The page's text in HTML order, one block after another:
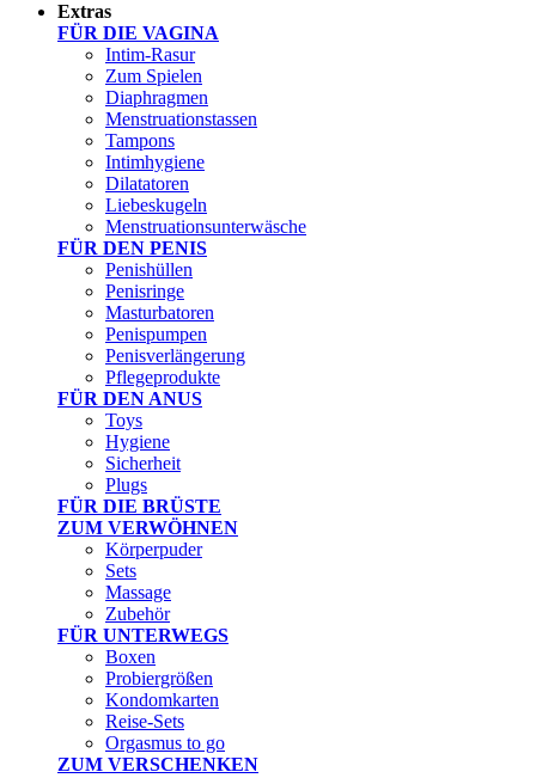
Extras
FÜR DIE VAGINA
Intim-Rasur
Zum Spielen
Diaphragmen
Menstruationstassen
Tampons
Intimhygiene
Dilatatoren
Liebeskugeln
Menstruationsunterwäsche
FÜR DEN PENIS
Penishüllen
Penisringe
Masturbatoren
Penispumpen
Penisverlängerung
Pflegeprodukte
FÜR DEN ANUS
Toys
Hygiene
Sicherheit
Plugs
FÜR DIE BRÜSTE
ZUM VERWÖHNEN
Körperpuder
Sets
Massage
Zubehör
FÜR UNTERWEGS
Boxen
Probiergrößen
Kondomkarten
Reise-Sets
Orgasmus to go
ZUM VERSCHENKEN